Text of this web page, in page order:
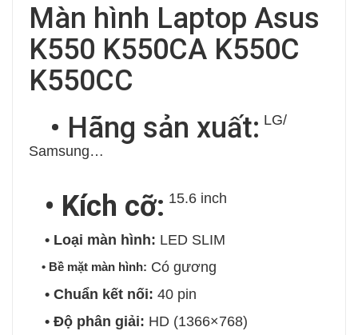
Màn hình Laptop Asus
K550 K550CA K550C
K550CC
• Hãng sản xuất: LG/
Samsung…
• Kích cỡ: 15.6 inch
• Loại màn hình: LED SLIM
• Bề mặt màn hình: Có gương
• Chuẩn kết nối: 40 pin
• Độ phân giải: HD (1366×768)